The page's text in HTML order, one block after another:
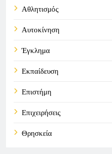
Αθλητισμός
Αυτοκίνηση
Έγκλημα
Εκπαίδευση
Επιστήμη
Επιχειρήσεις
Θρησκεία